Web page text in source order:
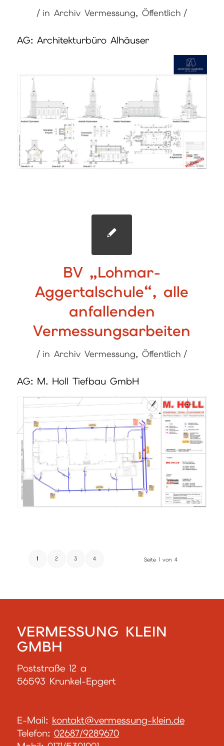
/ inArchiv Vermessung,Öffentlich /
AG: Architekturbüro Alhäuser
BV „Lohmar-
Aggertalschule“, alle
anfallenden
Vermessungsarbeiten
/ inArchiv Vermessung,Öffentlich /
AG: M. Holl Tiefbau GmbH
Seite 1 von 4
1 2 3 4
VERMESSUNG KLEIN
GMBH
Poststraße 12 a
56593 Krunkel-Epgert
E-Mail: kontakt@vermessung-klein.de
Telefon: 02687/9289670